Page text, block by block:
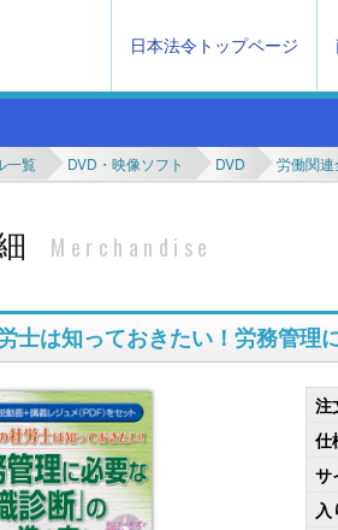
日本法令トップページ
一覧 DVD・映像ソフト DVD 労働関連
Merchandise
士は知っておきたい！労務管
注
仕
サ
入